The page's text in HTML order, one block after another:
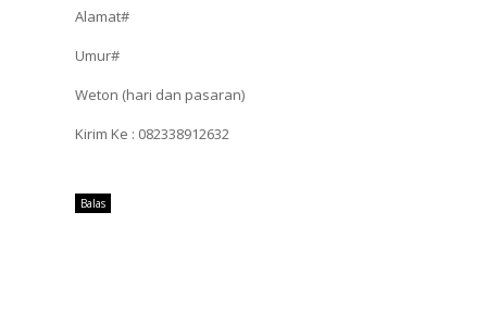
Alamat#
Umur#
Weton (hari dan pasaran)
Kirim Ke : 082338912632
Balas